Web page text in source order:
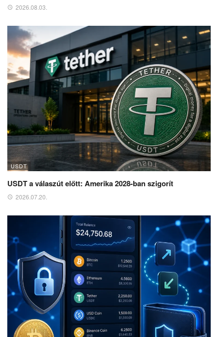
2026.08.03.
USDT
USDT a válaszút előtt: Amerika 2028-ban szigorít
2026.07.20.